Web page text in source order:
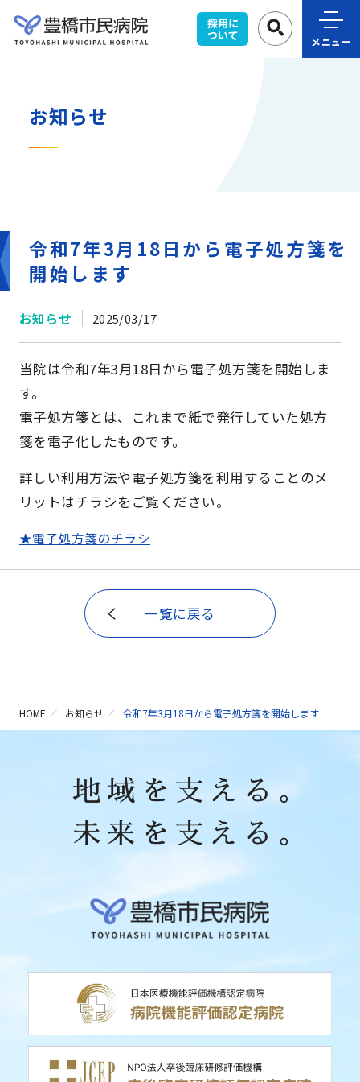
採用に
ついて メニュー
お知らせ
令和7年3月18日から電子処方箋を
開始します
お知らせ 2025/03/17
当院は令和7年3月18日から電子処方箋を開始しま
す。
電子処方箋とは、これまで紙で発行していた処方
箋を電子化したものです。
詳しい利用方法や電子処方箋を利用することのメ
リットはチラシをご覧ください。
★電子処方箋のチラシ
一覧に戻る
HOME お知らせ 令和7年3月18日から電子処方箋を開始します